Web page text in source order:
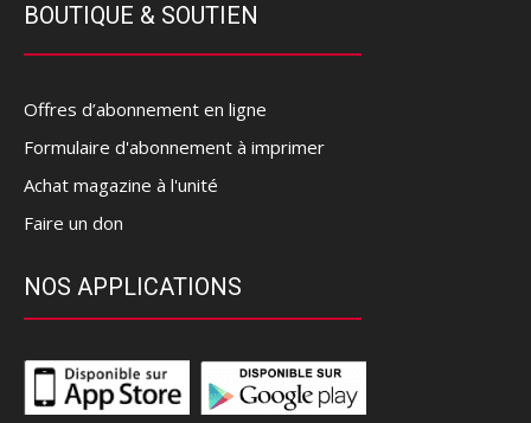
BOUTIQUE & SOUTIEN
Offres d’abonnement en ligne
Formulaire d'abonnement à imprimer
Achat magazine à l'unité
Faire un don
NOS APPLICATIONS